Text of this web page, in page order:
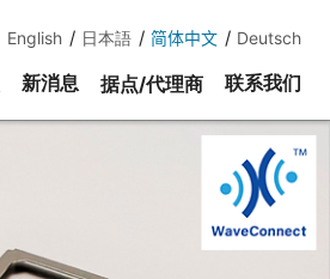
English 日本語 简体中文 Deutsch
新消息 据点/代理商 联系我们